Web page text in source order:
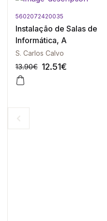
5602072420035
Instalação de Salas de
Informática, A
S. Carlos Calvo
13.90€ 12.51€